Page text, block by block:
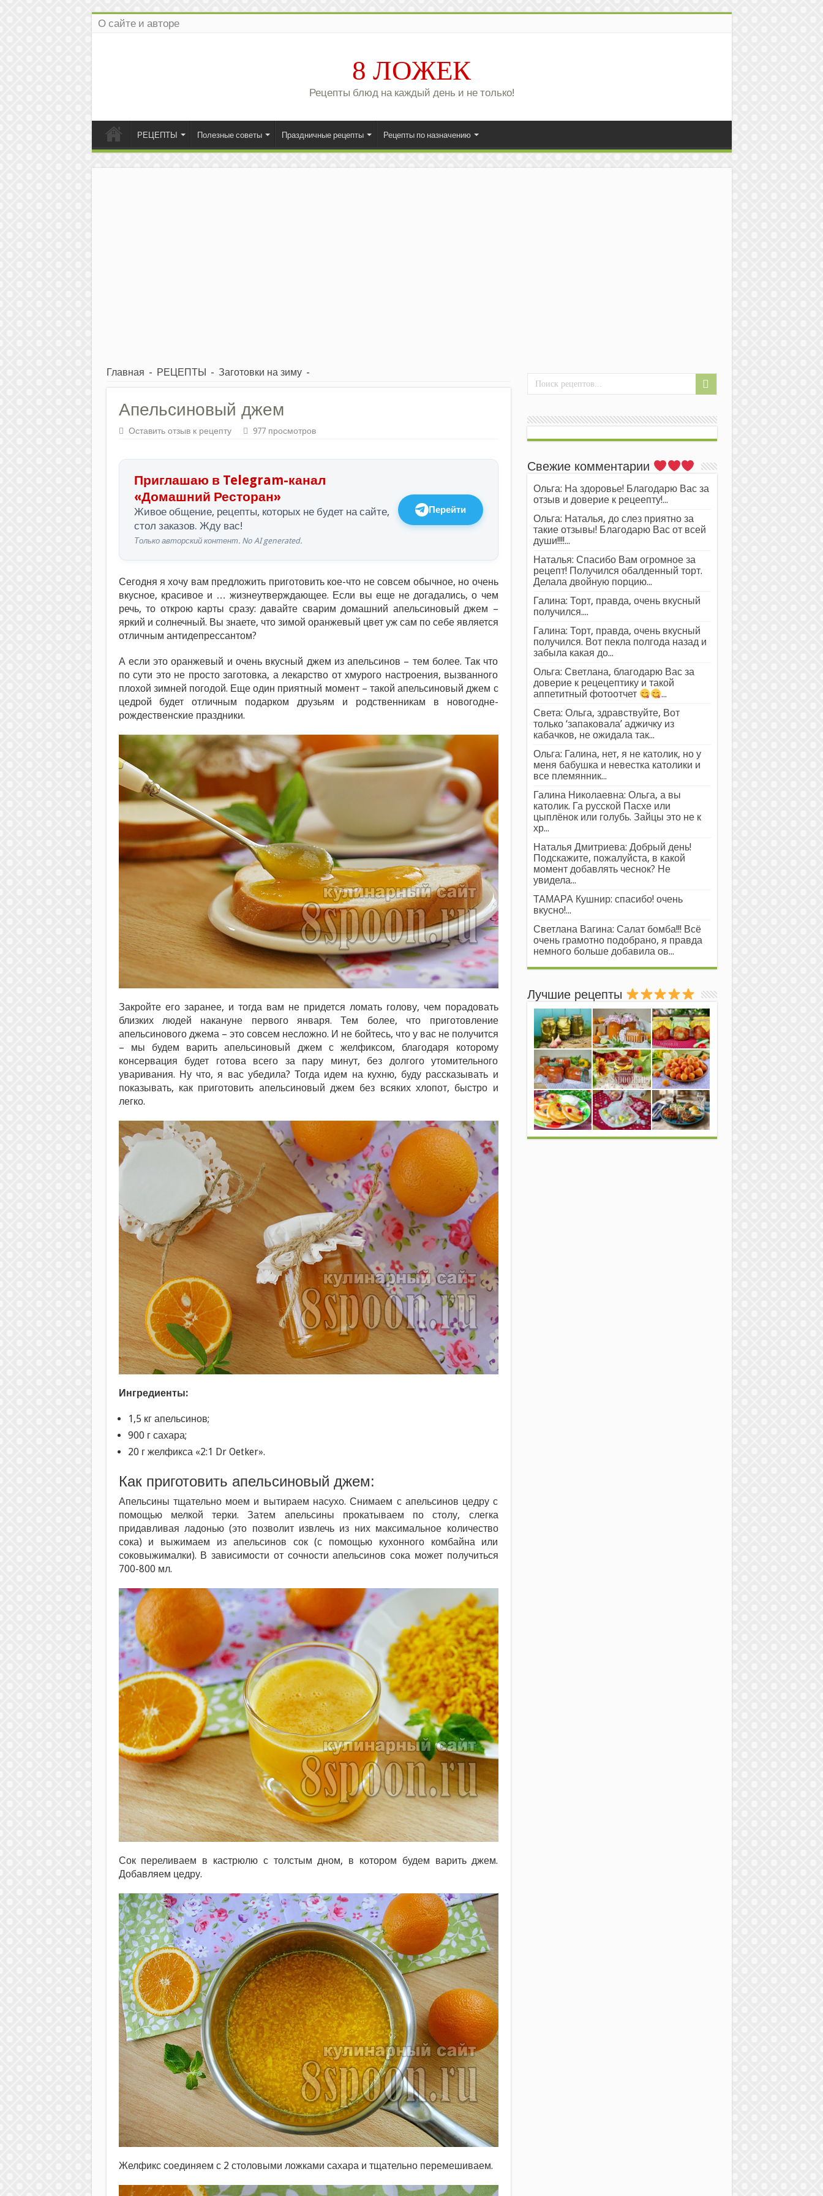
О сайте и авторе
8 ЛОЖЕК
Рецепты блюд на каждый день и не только!
РЕЦЕПТЫ Полезные советы Праздничные рецепты Рецепты по назначению
Главная - РЕЦЕПТЫ - Заготовки на зиму -
Апельсиновый джем
Оставить отзыв к рецепту 977 просмотров
Приглашаю в Telegram-канал
«Домашний Ресторан»
Живое общение, рецепты, которых не будет на сайте,
стол заказов. Жду вас!
Только авторский контент. No AI generated.
Перейти
Сегодня я хочу вам предложить приготовить кое-что не совсем обычное, но очень
вкусное, красивое и … жизнеутверждающее. Если вы еще не догадались, о чем
речь, то открою карты сразу: давайте сварим домашний апельсиновый джем –
яркий и солнечный. Вы знаете, что зимой оранжевый цвет уж сам по себе является
отличным антидепрессантом?
А если это оранжевый и очень вкусный джем из апельсинов – тем более. Так что
по сути это не просто заготовка, а лекарство от хмурого настроения, вызванного
плохой зимней погодой. Еще один приятный момент – такой апельсиновый джем с
цедрой будет отличным подарком друзьям и родственникам в новогодне-
рождественские праздники.
Закройте его заранее, и тогда вам не придется ломать голову, чем порадовать
близких людей накануне первого января. Тем более, что приготовление
апельсинового джема – это совсем несложно. И не бойтесь, что у вас не получится
– мы будем варить апельсиновый джем с желфиксом, благодаря которому
консервация будет готова всего за пару минут, без долгого утомительного
уваривания. Ну что, я вас убедила? Тогда идем на кухню, буду рассказывать и
показывать, как приготовить апельсиновый джем без всяких хлопот, быстро и
легко.
Ингредиенты:
1,5 кг апельсинов;
900 г сахара;
20 г желфикса «2:1 Dr Oetker».
Как приготовить апельсиновый джем:
Апельсины тщательно моем и вытираем насухо. Снимаем с апельсинов цедру с
помощью мелкой терки. Затем апельсины прокатываем по столу, слегка
придавливая ладонью (это позволит извлечь из них максимальное количество
сока) и выжимаем из апельсинов сок (с помощью кухонного комбайна или
соковыжималки). В зависимости от сочности апельсинов сока может получиться
700-800 мл.
Сок переливаем в кастрюлю с толстым дном, в котором будем варить джем.
Добавляем цедру.
Желфикс соединяем с 2 столовыми ложками сахара и тщательно перемешиваем.
Свежие комментарии
Ольга: На здоровье! Благодарю Вас за
отзыв и доверие к рецеепту!...
Ольга: Наталья, до слез приятно за
такие отзывы! Благодарю Вас от всей
души!!!!...
Наталья: Спасибо Вам огромное за
рецепт! Получился обалденный торт.
Делала двойную порцию...
Галина: Торт, правда, очень вкусный
получился....
Галина: Торт, правда, очень вкусный
получился. Вот пекла полгода назад и
забыла какая до...
Ольга: Светлана, благодарю Вас за
доверие к рецецептику и такой
аппетитный фотоотчет
...
Света: Ольга, здравствуйте, Вот
только ‘запаковала’ аджичку из
кабачков, не ожидала так...
Ольга: Галина, нет, я не католик, но у
меня бабушка и невестка католики и
все племянник...
Галина Николаевна: Ольга, а вы
католик. Га русской Пасхе или
цыплёнок или голубь. Зайцы это не к
хр...
Наталья Дмитриева: Добрый день!
Подскажите, пожалуйста, в какой
момент добавлять чеснок? Не
увидела...
ТАМАРА Кушнир: спасибо! очень
вкусно!...
Светлана Вагина: Салат бомба!!! Всё
очень грамотно подобрано, я правда
немного больше добавила ов...
Лучшие рецепты